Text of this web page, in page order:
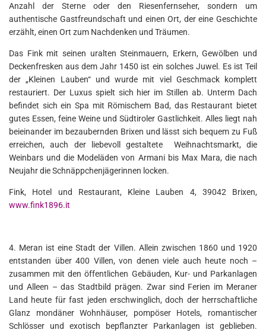
Anzahl der Sterne oder den Riesenfernseher, sondern um
authentische Gastfreundschaft und einen Ort, der eine Geschichte
erzählt, einen Ort zum Nachdenken und Träumen.
Das Fink mit seinen uralten Steinmauern, Erkern, Gewölben und
Deckenfresken aus dem Jahr 1450 ist ein solches Juwel. Es ist Teil
der „Kleinen Lauben“ und wurde mit viel Geschmack komplett
restauriert. Der Luxus spielt sich hier im Stillen ab. Unterm Dach
befindet sich ein Spa mit Römischem Bad, das Restaurant bietet
gutes Essen, feine Weine und Südtiroler Gastlichkeit. Alles liegt nah
beieinander im bezaubernden Brixen und lässt sich bequem zu Fuß
erreichen, auch der liebevoll gestaltete Weihnachtsmarkt, die
Weinbars und die Modeläden von Armani bis Max Mara, die nach
Neujahr die Schnäppchenjägerinnen locken.
Fink, Hotel und Restaurant, Kleine Lauben 4, 39042 Brixen,
www.fink1896.it
4. Meran ist eine Stadt der Villen. Allein zwischen 1860 und 1920
entstanden über 400 Villen, von denen viele auch heute noch –
zusammen mit den öffentlichen Gebäuden, Kur- und Parkanlagen
und Alleen – das Stadtbild prägen. Zwar sind Ferien im Meraner
Land heute für fast jeden erschwinglich, doch der herrschaftliche
Glanz mondäner Wohnhäuser, pompöser Hotels, romantischer
Schlösser und exotisch bepflanzter Parkanlagen ist geblieben.